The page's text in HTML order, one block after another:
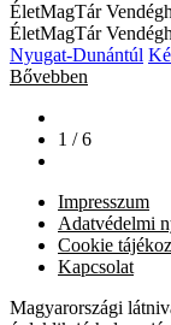
ÉletMagTár
ÉletMagTár
Nyugat-Dunántúl
Bővebben
1 / 6
Impresszum
Adatvédelmi
Cookie
Kapcsolat
Magyarországi